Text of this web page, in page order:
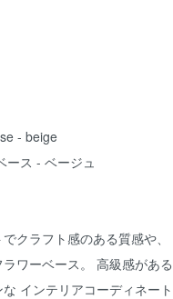
- beige
ース - ベージュ
クラフト感のある質感や
ワーベース。 高級感があ
インテリアコーディネー